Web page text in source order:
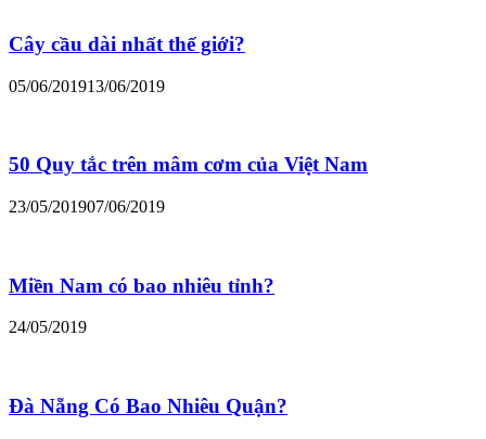
Cây cầu dài nhất thế giới?
05/06/201913/06/2019
50 Quy tắc trên mâm cơm của Việt Nam
23/05/201907/06/2019
Miền Nam có bao nhiêu tỉnh?
24/05/2019
Đà Nẵng Có Bao Nhiêu Quận?